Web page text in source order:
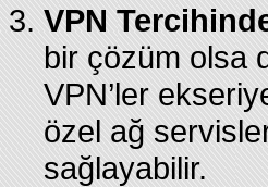
VPN
bir çözüm olsa
VPN’ler
özel ağ
sağlayabilir.